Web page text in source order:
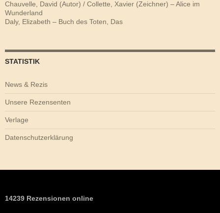
Chauvelle, David (Autor) / Collette, Xavier (Zeichner) – Alice im
Wunderland
Daly, Elizabeth – Buch des Toten, Das
STATISTIK
News & Rezis
Unsere Rezensenten
Verlage
Datenschutzerklärung
14239 Rezensionen online